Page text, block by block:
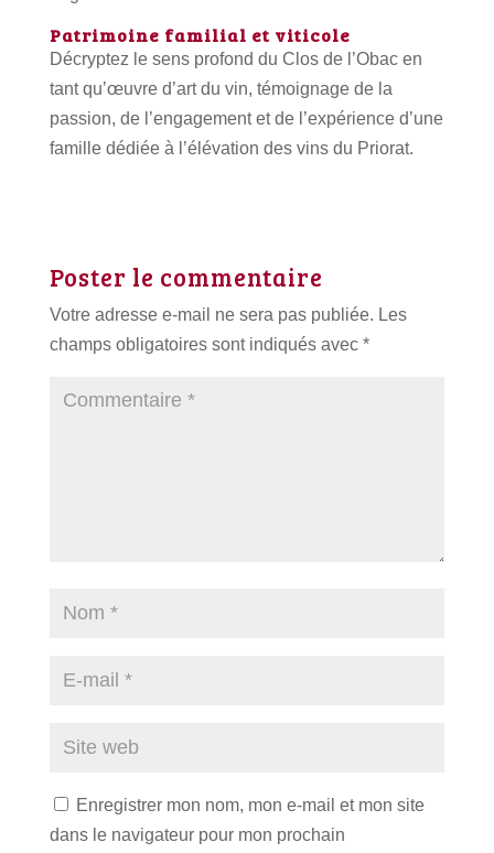
Patrimoine familial et viticole
Décryptez le sens profond du Clos de l’Obac en
tant qu’œuvre d’art du vin, témoignage de la
passion, de l’engagement et de l’expérience d’une
famille dédiée à l’élévation des vins du Priorat.
Poster le commentaire
Votre adresse e-mail ne sera pas publiée. Les
champs obligatoires sont indiqués avec *
Enregistrer mon nom, mon e-mail et mon site
dans le navigateur pour mon prochain